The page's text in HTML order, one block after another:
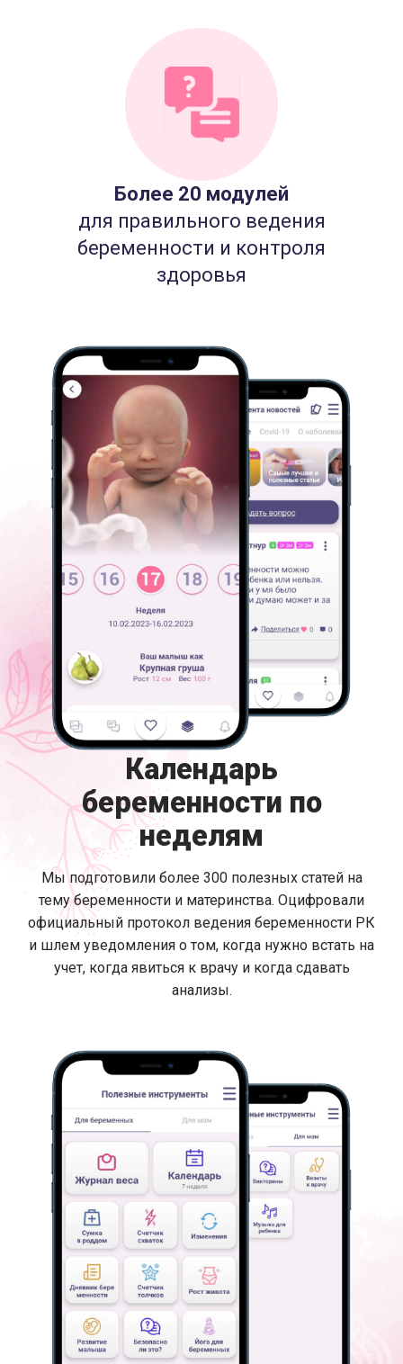
Более 20 модулей
для правильного ведения
беременности и контроля
здоровья
Календарь
беременности по
неделям
Мы подготовили более 300 полезных статей на
тему беременности и материнства. Оцифровали
официальный протокол ведения беременности РК
и шлем уведомления о том, когда нужно встать на
учет, когда явиться к врачу и когда сдавать
анализы.